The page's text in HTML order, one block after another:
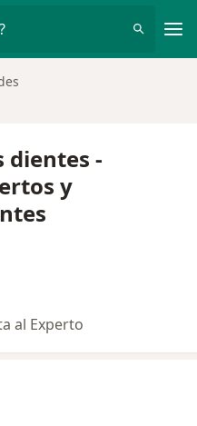
dientes -
y
al Experto